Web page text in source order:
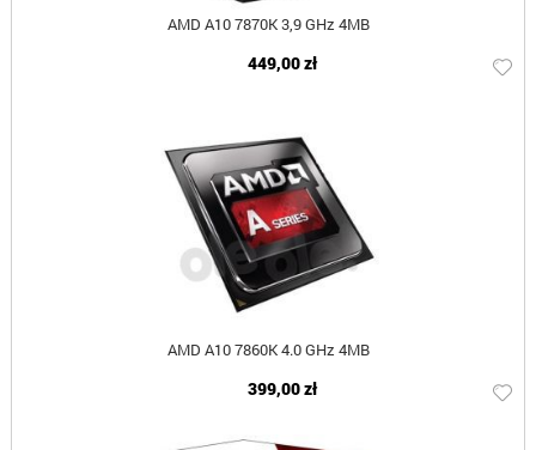
AMD A10 7870K 3,9 GHz 4MB
449,00 zł
AMD A10 7860K 4.0 GHz 4MB
399,00 zł